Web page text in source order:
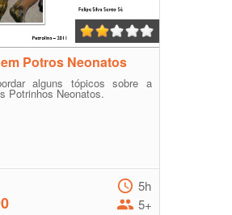
Potros Neonatos
alguns tópicos sobre a
Potrinhos Neonatos.
5h
5+